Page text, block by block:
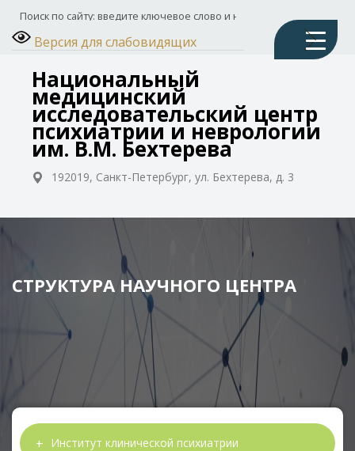
Версия для слабовидящих
Национальный
медицинский
исследовательский центр
психиатрии и неврологии
им. В.М. Бехтерева
192019, Санкт-Петербург, ул. Бехтерева, д. 3
СТРУКТУРА НАУЧНОГО ЦЕНТРА
Институт клинической психиатрии